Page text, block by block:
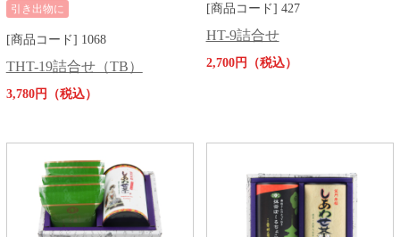
引き出物に
[商品コード] 1068
THT-19詰合せ（TB）
3,780円（税込）
[商品コード] 427
HT-9詰合せ
2,700円（税込）